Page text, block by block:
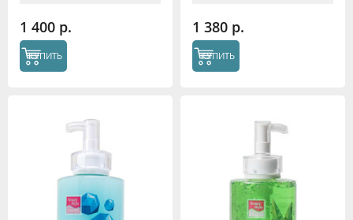
1 400 р.
КУПИТЬ
1 380 р.
КУПИТЬ